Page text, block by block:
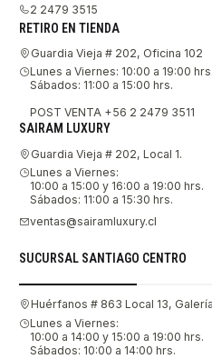
2 2479 3515
RETIRO EN TIENDA
Guardia Vieja # 202, Oficina 102
Lunes a Viernes: 10:00 a 19:00 hrs.
Sábados: 11:00 a 15:00 hrs.
POST VENTA +56 2 2479 3511
SAIRAM LUXURY
Guardia Vieja # 202, Local 1.
Lunes a Viernes:
10:00 a 15:00 y 16:00 a 19:00 hrs.
Sábados: 11:00 a 15:30 hrs.
ventas@sairamluxury.cl
SUCURSAL SANTIAGO CENTRO
Huérfanos # 863 Local 13,
Lunes a Viernes:
10:00 a 14:00 y 15:00 a 19:00 hrs.
Sábados: 10:00 a 14:00 hrs.